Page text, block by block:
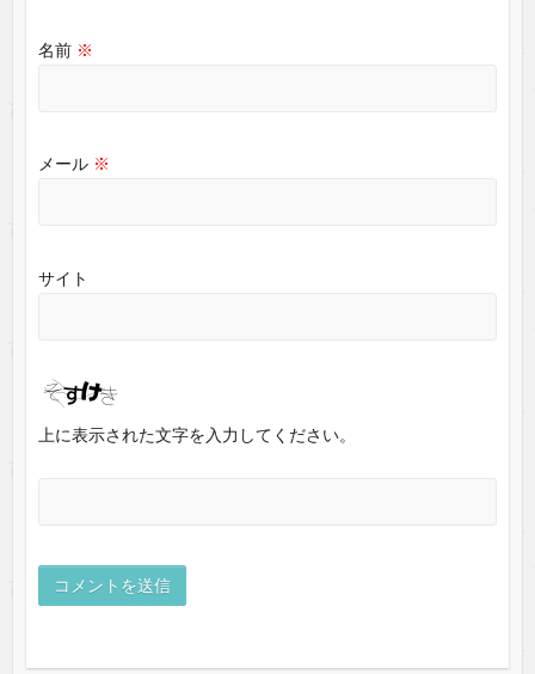
名前 ※
メール ※
サイト
上に表示された文字を入力してください。